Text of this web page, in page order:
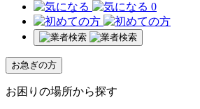
0
お急ぎの方
お困りの場所から探す